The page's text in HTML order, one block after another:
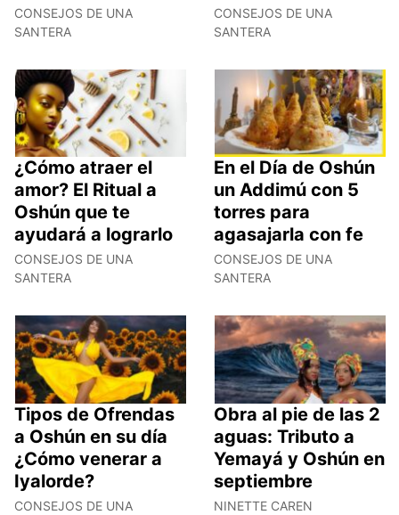
CONSEJOS DE UNA
SANTERA
CONSEJOS DE UNA
SANTERA
¿Cómo atraer el
amor? El Ritual a
Oshún que te
ayudará a lograrlo
CONSEJOS DE UNA
SANTERA
En el Día de Oshún
un Addimú con 5
torres para
agasajarla con fe
CONSEJOS DE UNA
SANTERA
Tipos de Ofrendas
a Oshún en su día
¿Cómo venerar a
Iyalorde?
CONSEJOS DE UNA
Obra al pie de las 2
aguas: Tributo a
Yemayá y Oshún en
septiembre
NINETTE CAREN